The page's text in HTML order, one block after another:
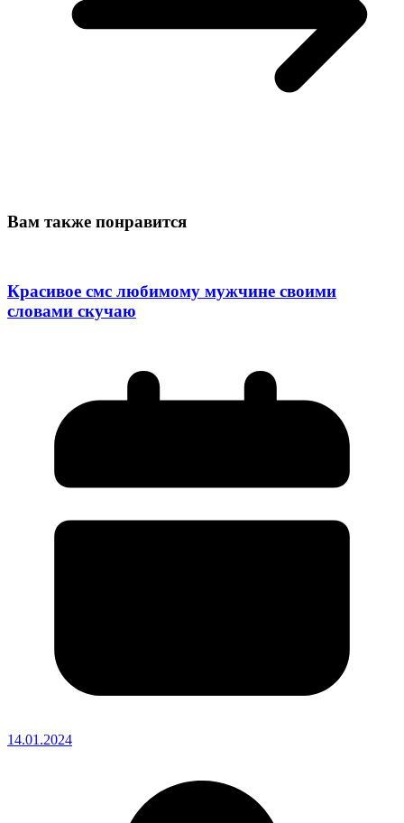
Вам также понравится
Красивое смс любимому мужчине своими
словами скучаю
14.01.2024